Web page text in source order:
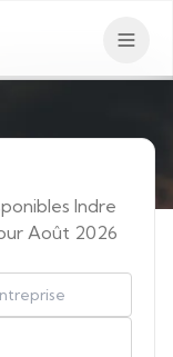
Indre
Août 2026